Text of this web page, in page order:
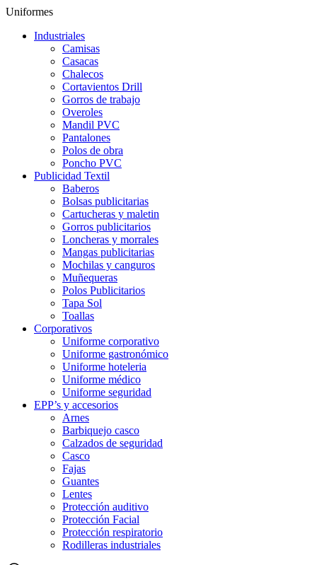
Uniformes
Industriales
Camisas
Casacas
Chalecos
Cortavientos Drill
Gorros de trabajo
Overoles
Mandil PVC
Pantalones
Polos de obra
Poncho PVC
Publicidad Textil
Baberos
Bolsas publicitarias
Cartucheras y maletin
Gorros publicitarios
Loncheras y morrales
Mangas publicitarias
Mochilas y canguros
Muñequeras
Polos Publicitarios
Tapa Sol
Toallas
Corporativos
Uniforme corporativo
Uniforme gastronómico
Uniforme hoteleria
Uniforme médico
Uniforme seguridad
EPP’s y accesorios
Arnes
Barbiquejo casco
Calzados de seguridad
Casco
Fajas
Guantes
Lentes
Protección auditivo
Protección Facial
Protección respiratorio
Rodilleras industriales